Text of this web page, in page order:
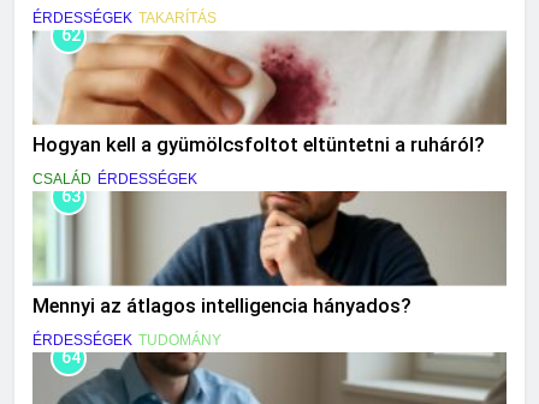
ÉRDESSÉGEK TAKARÍTÁS
62
Hogyan kell a gyümölcsfoltot eltüntetni a ruháról?
CSALÁD ÉRDESSÉGEK
63
Mennyi az átlagos intelligencia hányados?
ÉRDESSÉGEK TUDOMÁNY
64